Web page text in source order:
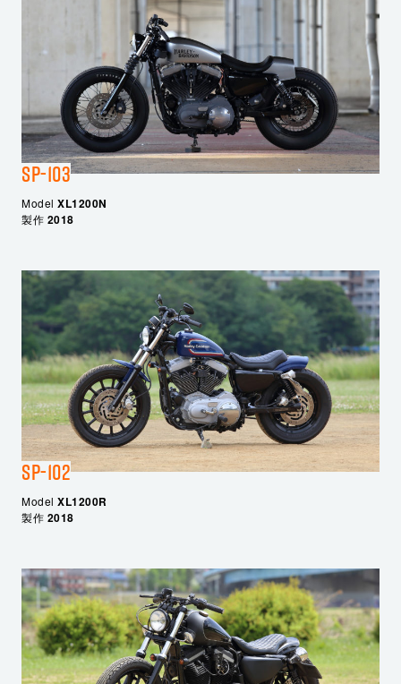
SP-103
Model XL1200N
製作 2018
SP-102
Model XL1200R
製作 2018